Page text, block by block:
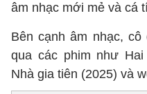
âm nhạc mới mẻ và cá
Bên cạnh âm nhạc,
qua các phim như
Nhà gia tiên (2025) và